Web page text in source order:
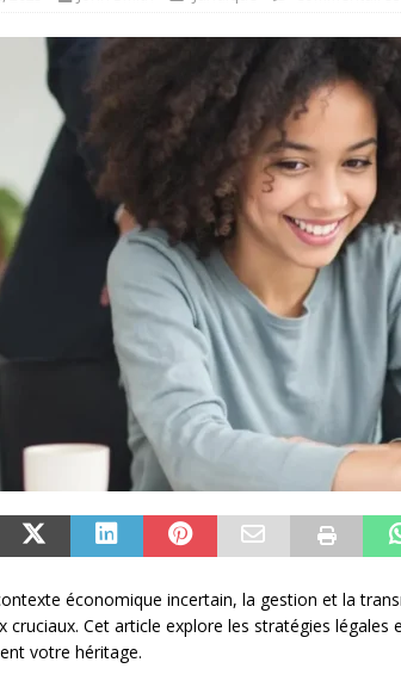
économique incertain, la gestion et la
cruciaux. Cet article explore les stratégies
votre héritage.